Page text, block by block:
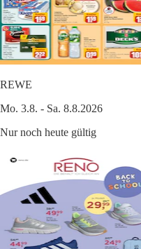
REWE
Mo. 3.8. - Sa. 8.8.2026
Nur noch heute gültig